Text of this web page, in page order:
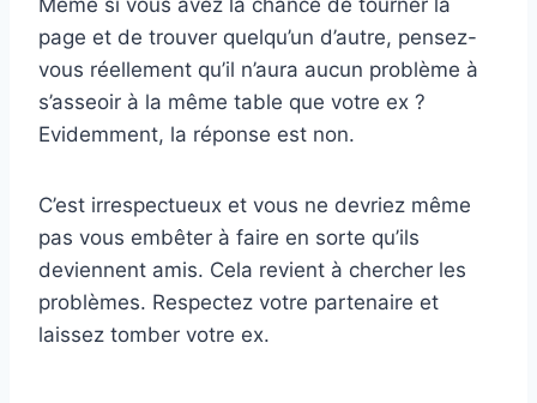
Même si vous avez la chance de tourner la
page et de trouver quelqu’un d’autre, pensez-
vous réellement qu’il n’aura aucun problème à
s’asseoir à la même table que votre ex ?
Evidemment, la réponse est non.
C’est irrespectueux et vous ne devriez même
pas vous embêter à faire en sorte qu’ils
deviennent amis. Cela revient à chercher les
problèmes. Respectez votre partenaire et
laissez tomber votre ex.